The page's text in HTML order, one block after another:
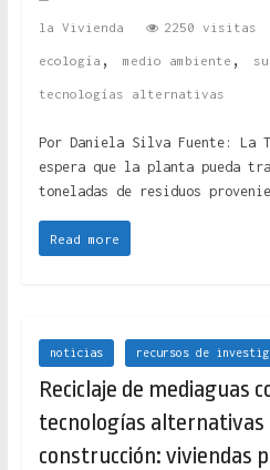
la Vivienda 2250 visitas
ecología , medio ambiente ,
tecnologías alternativas
Por Daniela Silva Fuente: La
espera que la planta pueda
toneladas de residuos
Read more
noticias recursos de
Reciclaje de mediaguas
tecnologías alternativas
construcción: viviendas